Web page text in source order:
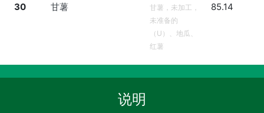
30 甘薯
甘薯，未加工，
未准备的
（U）、地瓜、
红薯
85.14
说明